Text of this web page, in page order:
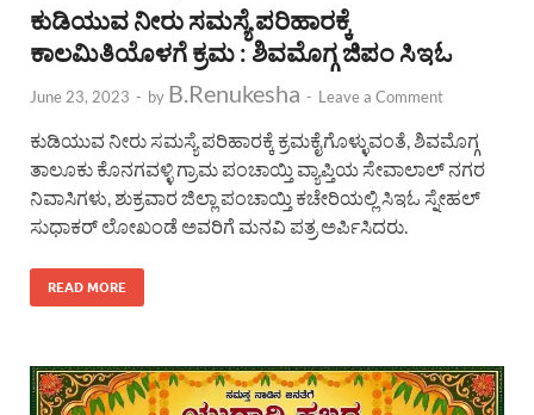
ಕುಡಿಯುವ ನೀರು ಸಮಸ್ಯೆ ಪರಿಹಾರಕ್ಕೆ
ಕಾಲಮಿತಿಯೊಳಗೆ ಕ್ರಮ : ಶಿವಮೊಗ್ಗ ಜಿಪಂ ಸಿಇಓ
June 23, 2023 - by B.Renukesha - Leave a Comment
ಕುಡಿಯುವ ನೀರು ಸಮಸ್ಯೆ ಪರಿಹಾರಕ್ಕೆ ಕ್ರಮಕೈಗೊಳ್ಳುವಂತೆ, ಶಿವಮೊಗ್ಗ
ತಾಲೂಕು ಕೊನಗವಳ್ಳಿ ಗ್ರಾಮ ಪಂಚಾಯ್ತಿ ವ್ಯಾಪ್ತಿಯ ಸೇವಾಲಾಲ್ ನಗರ
ನಿವಾಸಿಗಳು, ಶುಕ್ರವಾರ ಜಿಲ್ಲಾ ಪಂಚಾಯ್ತಿ ಕಚೇರಿಯಲ್ಲಿ ಸಿಇಓ ಸ್ನೇಹಲ್
ಸುಧಾಕರ್ ಲೋಖಂಡೆ ಅವರಿಗೆ ಮನವಿ ಪತ್ರ ಅರ್ಪಿಸಿದರು.
READ MORE